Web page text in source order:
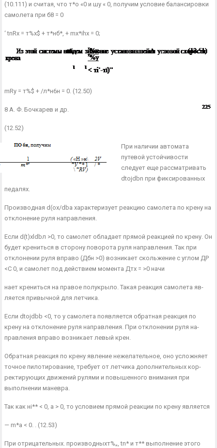
(10.111) и считая, что т*о «0 и шу « 0, получим условие балан­сировки
самолета при б8 = 0
‘ tnRx = т%х$ + т*нб*, + mx*ihx = 0;
mRy = т%$ + /л*н6н = 0. (12.50)
8 А. Ф. Бочкарев и др.
(12.52)
При наличии автомата
путевой устойчивости
следует еще рассматри­вать
dtojdbn при фиксированных
педалях.
Производная d(ox/dba характеризует реакцию самолета по крену на
отклонение руля направления.
Если d(t)xldbл >0, то самолет обладает прямой реакцией по крену. Он
будет крениться в сторону поворота руля направления. Так при
отклонении руля вправо (Дбн >0) возникает скольжение с углом ДР
<С 0, и самолет под действием момента Дтх = >0 начи­
нает крениться на правое полукрыло. Такая реакция самолета яв­
ляется привычной для летчика.
Если dtojdbb <0, то у самолета появляется обратная реакция по
крену на отклонение руля направления. При отклонении руля на­
правления вправо возникает левый крен.
Обратная реакция по крену явление нежелательное, оно услож­няет
точное пилотирование, требует от летчика дополнительных кор­
ректирующих движений рулями и повышенного внимания при
выпол­нении маневра.
Так как ні** < 0, а > 0, то условием прямой реакции по крену является
— m*a < 0. . (12.53)
При отрицательных. производныхт%„, tn* и т** выполнение этого